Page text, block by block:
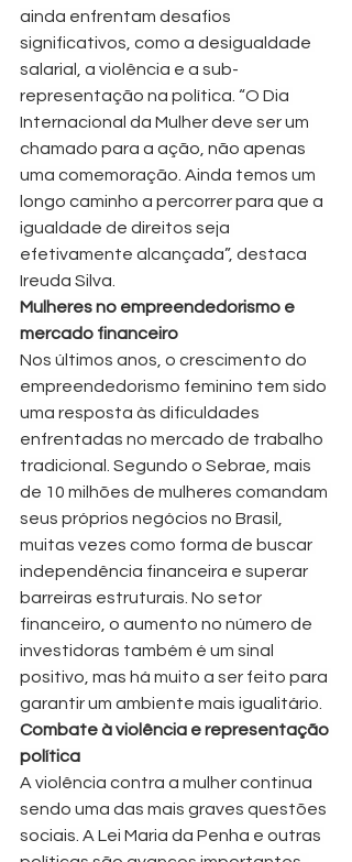
ainda enfrentam desafios
significativos, como a desigualdade
salarial, a violência e a sub-
representação na política. “O Dia
Internacional da Mulher deve ser um
chamado para a ação, não apenas
uma comemoração. Ainda temos um
longo caminho a percorrer para que a
igualdade de direitos seja
efetivamente alcançada”, destaca
Ireuda Silva.
Mulheres no empreendedorismo e
mercado financeiro
Nos últimos anos, o crescimento do
empreendedorismo feminino tem sido
uma resposta às dificuldades
enfrentadas no mercado de trabalho
tradicional. Segundo o Sebrae, mais
de 10 milhões de mulheres comandam
seus próprios negócios no Brasil,
muitas vezes como forma de buscar
independência financeira e superar
barreiras estruturais. No setor
financeiro, o aumento no número de
investidoras também é um sinal
positivo, mas há muito a ser feito para
garantir um ambiente mais igualitário.
Combate à violência e representação
política
A violência contra a mulher continua
sendo uma das mais graves questões
sociais. A Lei Maria da Penha e outras